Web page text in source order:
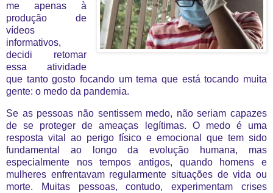
me apenas à
produção de
vídeos
informativos,
decidi retomar
essa atividade
que tanto gosto focando um tema que está tocando muita
gente: o medo da pandemia.
Se as pessoas não sentissem medo, não seriam capazes
de se proteger de ameaças legítimas. O medo é uma
resposta vital ao perigo físico e emocional que tem sido
fundamental ao longo da evolução humana, mas
especialmente nos tempos antigos, quando homens e
mulheres enfrentavam regularmente situações de vida ou
morte. Muitas pessoas, contudo, experimentam crises